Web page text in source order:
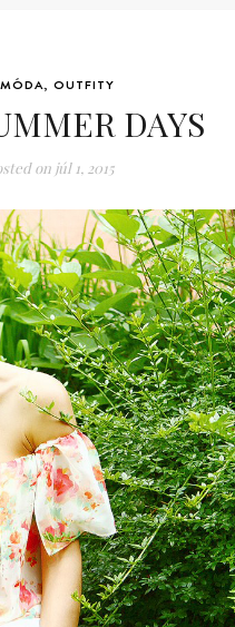
MÓDA, OUTFITY
DAYS
onjúl 1, 2015